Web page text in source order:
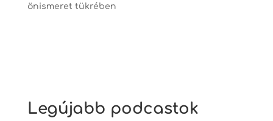
önismeret tükrében
Legújabb podcastok